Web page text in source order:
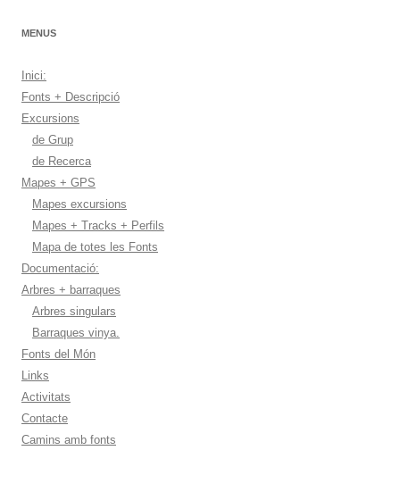
MENUS
Inici:
Fonts + Descripció
Excursions
de Grup
de Recerca
Mapes + GPS
Mapes excursions
Mapes + Tracks + Perfils
Mapa de totes les Fonts
Documentació:
Arbres + barraques
Arbres singulars
Barraques vinya.
Fonts del Món
Links
Activitats
Contacte
Camins amb fonts